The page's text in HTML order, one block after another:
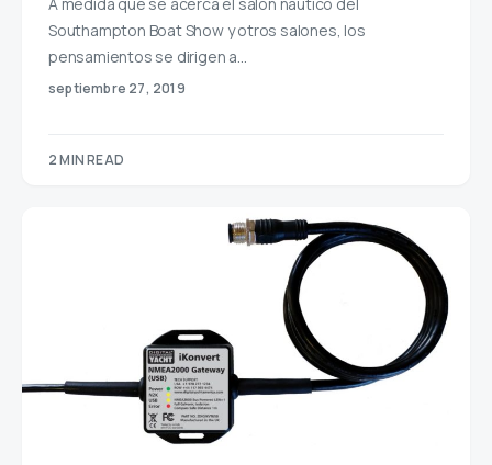
Southampton Boat Show y otros salones, los
pensamientos se dirigen a…
septiembre 27, 2019
2 MIN READ